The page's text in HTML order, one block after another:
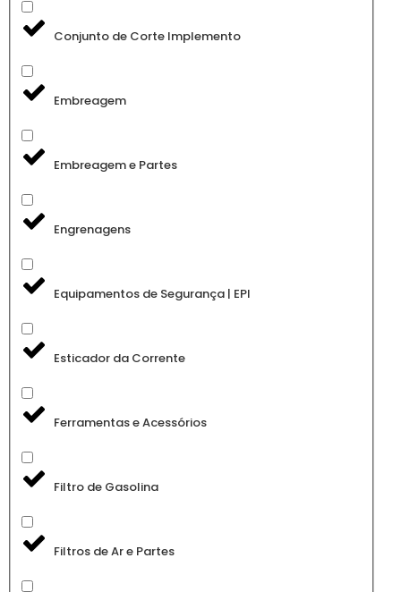
Conjunto de Corte Implemento
Embreagem
Embreagem e Partes
Engrenagens
Equipamentos de Segurança | EPI
Esticador da Corrente
Ferramentas e Acessórios
Filtro de Gasolina
Filtros de Ar e Partes